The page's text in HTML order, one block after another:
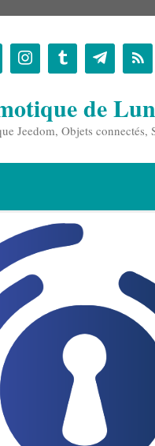
de
Jeedom, Objets connectés,